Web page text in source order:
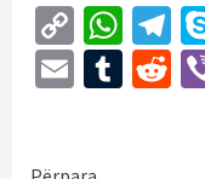
Copy
Link
Email